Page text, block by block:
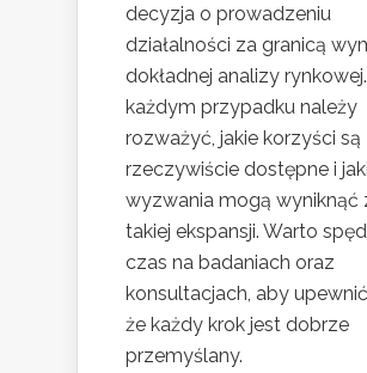
decyzja o prowadzeniu
działalności za granicą
dokładnej analizy
każdym przypadku należy
rozważyć, jakie korzyści są
rzeczywiście dostępne i
wyzwania mogą wyniknąć
takiej ekspansji. Warto
czas na badaniach oraz
konsultacjach, aby
że każdy krok jest dobrze
przemyślany.